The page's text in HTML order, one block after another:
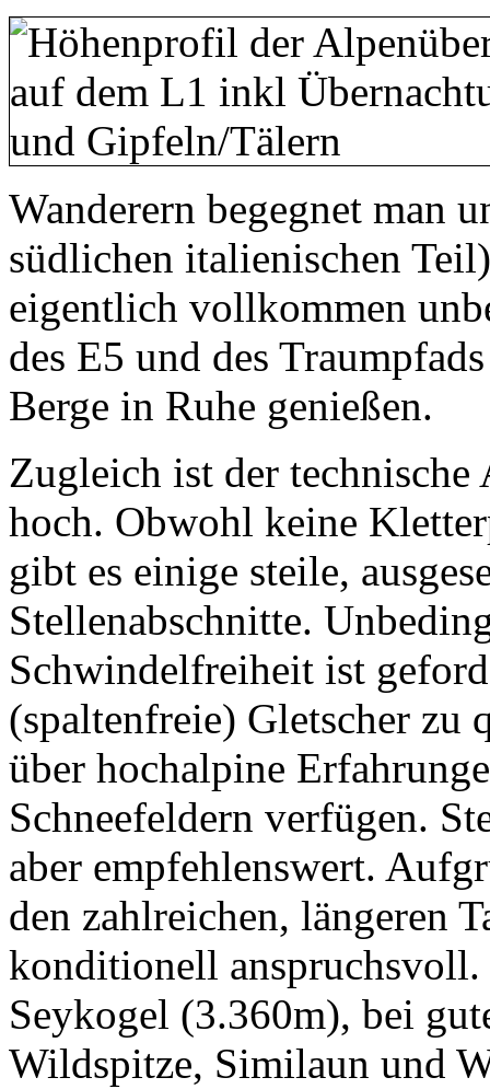
Wanderern begegnet man
südlichen italienischen
eigentlich vollkommen
des E5 und des
Berge in Ruhe genießen.
Zugleich ist der technische
hoch. Obwohl keine
gibt es einige steile,
Stellenabschnitte.
Schwindelfreiheit ist
(spaltenfreie) Gletscher zu
über hochalpine
Schneefeldern verfügen.
aber empfehlenswert.
den zahlreichen, längeren
konditionell
Seykogel (3.360m), bei
Wildspitze, Similaun und